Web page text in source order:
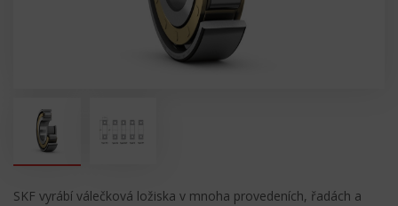
SKF vyrábí válečková ložiska v mnoha provedeních, řadách a